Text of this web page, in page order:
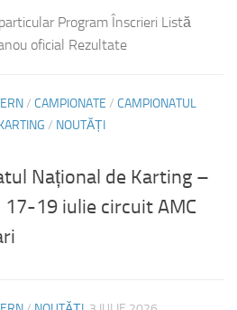
Program Înscrieri Listă
oficial Rezultate
/ CAMPIONATE / CAMPIONATUL
/ NOUTĂȚI
Național de Karting –
17-19 iulie circuit AMC